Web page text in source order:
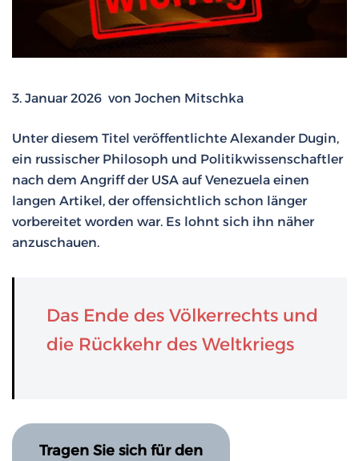
3. Januar 2026 von Jochen Mitschka
Unter diesem Titel veröffentlichte Alexander Dugin,
ein russischer Philosoph und Politikwissenschaftler
nach dem Angriff der USA auf Venezuela einen
langen Artikel, der offensichtlich schon länger
vorbereitet worden war. Es lohnt sich ihn näher
anzuschauen.
Das Ende des Völkerrechts und
die Rückkehr des Weltkriegs
Tragen Sie sich für den